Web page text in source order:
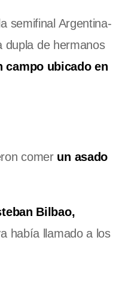
semifinal Argentina-
dupla de hermanos
campo ubicado en
comer un asado
Bilbao,
había llamado a los